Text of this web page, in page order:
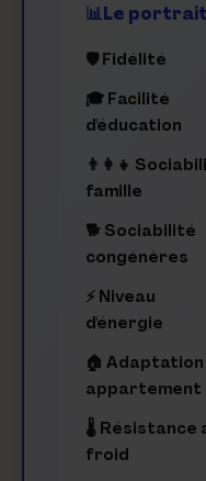
Le portrait
🛡️ Fidélité
🎓 Facilité
d'éducation
👨‍👩‍👧
famille
🐕 Sociabilité
congénères
⚡ Niveau
d'énergie
🏠 Adaptation
appartement
🌡️ Résistance
froid